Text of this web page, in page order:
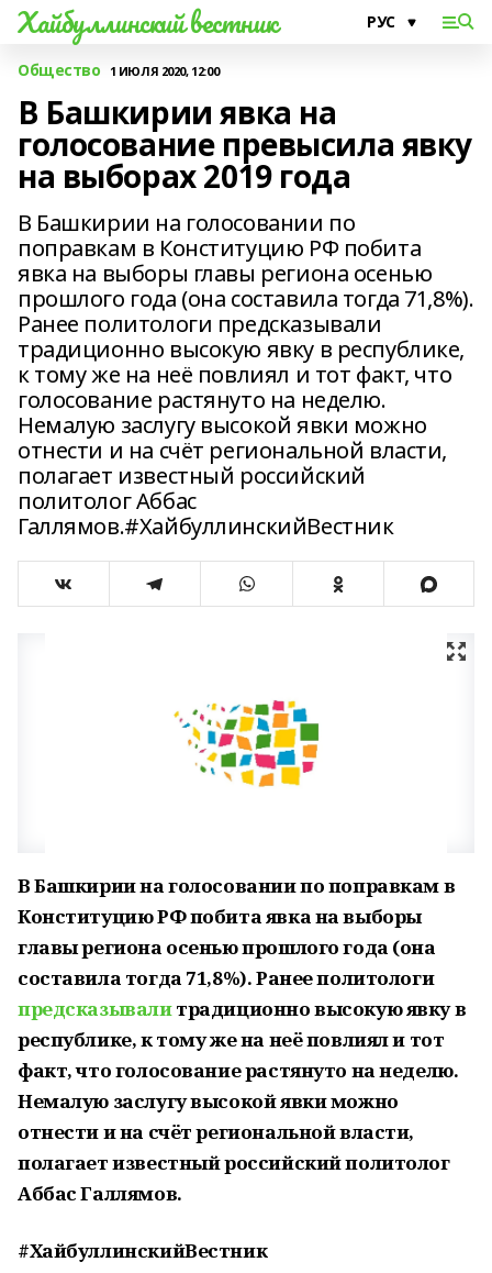
Хайбуллинский вестник
Общество 1 ИЮЛЯ 2020, 12:00
В Башкирии явка на
голосование превысила явку
на выборах 2019 года
В Башкирии на голосовании по
поправкам в Конституцию РФ побита
явка на выборы главы региона осенью
прошлого года (она составила тогда 71,8%).
Ранее политологи предсказывали
традиционно высокую явку в республике,
к тому же на неё повлиял и тот факт, что
голосование растянуто на неделю.
Немалую заслугу высокой явки можно
отнести и на счёт региональной власти,
полагает известный российский
политолог Аббас
Галлямов.#ХайбуллинскийВестник
В Башкирии на голосовании по поправкам в
Конституцию РФ побита явка на выборы
главы региона осенью прошлого года (она
составила тогда 71,8%). Ранее политологи
предсказывалитрадиционно высокую явку в
республике, к тому же на неё повлиял и тот
факт, что голосование растянуто на неделю.
Немалую заслугу высокой явки можно
отнести и на счёт региональной власти,
полагает известный российский политолог
Аббас Галлямов.
#ХайбуллинскийВестник